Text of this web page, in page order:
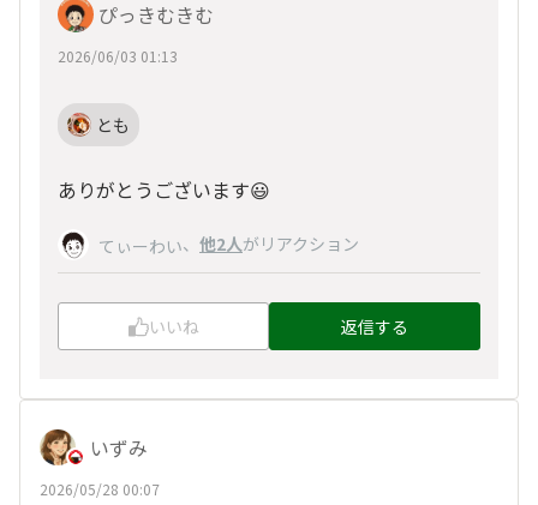
ぴっきむきむ
2026/06/03 01:13
とも
ありがとうございます😃
てぃーわい、 他2人がリアクション
いいね 返信する
いずみ
2026/05/28 00:07